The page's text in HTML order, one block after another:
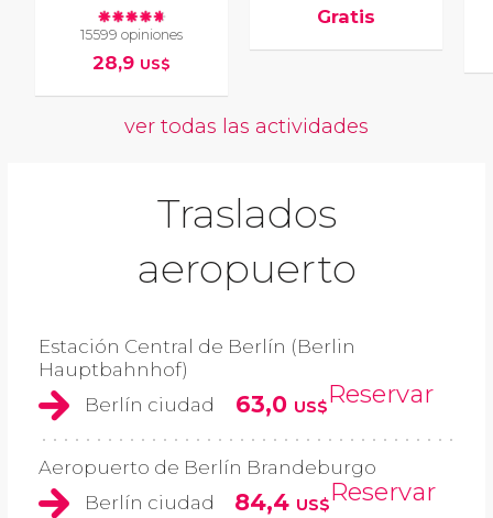
15599 opiniones
28,9 US$
Gratis
ver todas las actividades
Traslados
aeropuerto
Estación Central de Berlín (Berlin
Hauptbahnhof)
Berlín ciudad
63,0 US$Reservar
Aeropuerto de Berlín Brandeburgo
Berlín ciudad
84,4 US$Reservar